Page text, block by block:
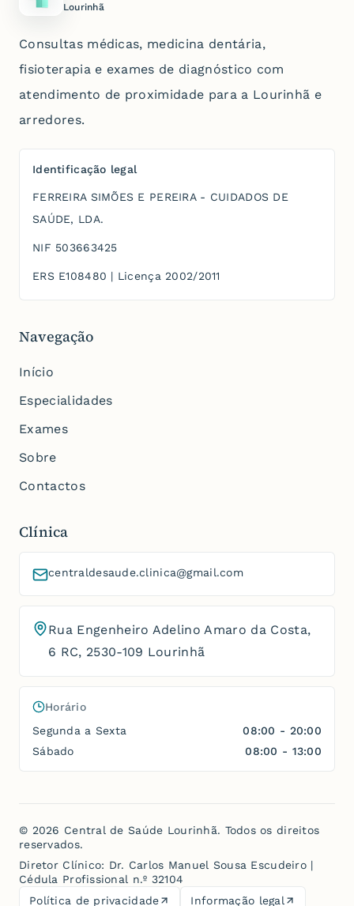
Lourinhã
Consultas médicas, medicina dentária,
fisioterapia e exames de diagnóstico com
atendimento de proximidade para a Lourinhã e
arredores.
Identificação legal
FERREIRA SIMÕES E PEREIRA - CUIDADOS DE
SAÚDE, LDA.
NIF 503663425
ERS E108480 | Licença 2002/2011
Navegação
Início
Especialidades
Exames
Sobre
Contactos
Clínica
centraldesaude.clinica@gmail.com
Rua Engenheiro Adelino Amaro da Costa,
6 RC, 2530-109 Lourinhã
Horário
Segunda a Sexta
08:00 - 20:00
Sábado
08:00 - 13:00
© 2026 Central de Saúde Lourinhã. Todos os direitos
reservados.
Diretor Clínico: Dr. Carlos Manuel Sousa Escudeiro |
Cédula Profissional n.º 32104
Política de privacidade
Informação legal